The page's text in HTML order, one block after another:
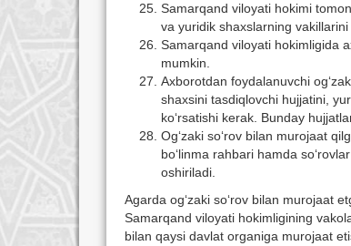
Samarqand viloyati hokimi
va yuridik shaxslarning
Samarqand viloyati hokimligida
mumkin.
Axborotdan foydalanuvchi
shaxsini tasdiqlovchi hujjatini,
kо‘rsatishi kerak. Bunday
Og‘zaki sо‘rov bilan murojaat
bо‘linma rahbari hamda
oshiriladi.
Agarda og‘zaki sо‘rov bilan murojaat
Samarqand viloyati hokimligining
bilan qaysi davlat organiga murojaat